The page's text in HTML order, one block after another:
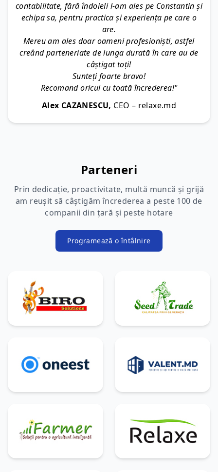
contabilitate, fără îndoieli l-am ales pe Constantin și
echipa sa, pentru practica și experiența pe care o
are.
Mereu am ales doar oameni profesioniști, astfel
creând parteneriate de lunga durată în care au de
câștigat toți!
Sunteți foarte bravo!
Recomand oricui cu toată încrederea!"
Alex CAZANESCU, CEO – relaxe.md
Parteneri
Prin dedicație, proactivitate, multă muncă și grijă
am reușit să câștigăm încrederea a peste 100 de
companii din țară și peste hotare
Programează o întâlnire